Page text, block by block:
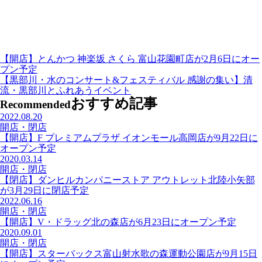
【開店】とんかつ 神楽坂 さくら 富山花園町店が2月6日にオー
プン予定
【黒部川・水のコンサート&フェスティバル 感謝の集い】清
流・黒部川とふれあうイベント
Recommendedおすすめ記事
2022.08.20
開店・閉店
【開店】F プレミアムプラザ イオンモール高岡店が9月22日に
オープン予定
2020.03.14
開店・閉店
【閉店】ダンヒルカンパニーストア アウトレット北陸小矢部
が3月29日に閉店予定
2022.06.16
開店・閉店
【開店】V・ドラッグ北の森店が6月23日にオープン予定
2020.09.01
開店・閉店
【開店】スターバックス富山射水歌の森運動公園店が9月15日